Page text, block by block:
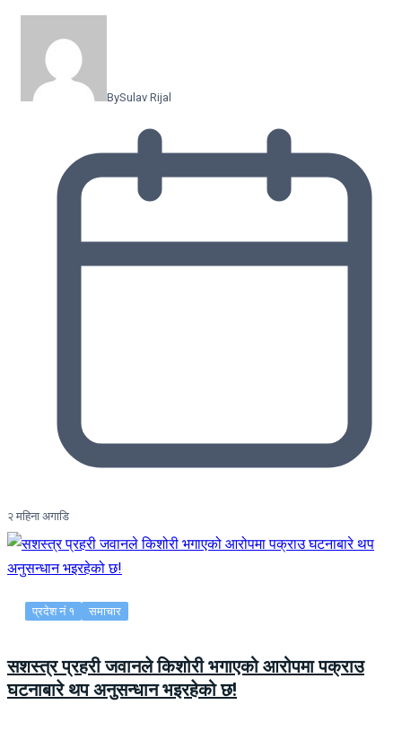
BySulav Rijal
२ महिना अगाडि
प्रदेश नं १ समाचार
सशस्त्र प्रहरी जवानले किशोरी भगाएको आरोपमा पक्राउ
घटनाबारे थप अनुसन्धान भइरहेको छ!